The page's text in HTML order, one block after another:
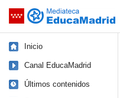
Saltar navegación
Inicio
Canal EducaMadrid
Últimos contenidos